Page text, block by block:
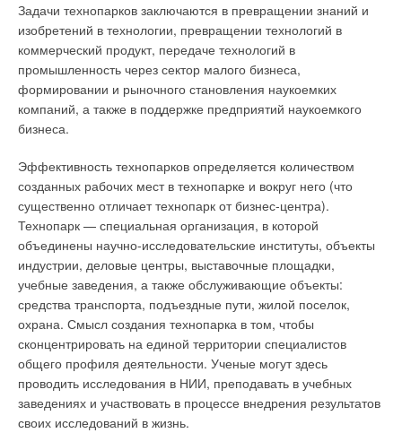
Задачи технопарков заключаются в превращении знаний и
изобретений в технологии, превращении технологий в
коммерческий продукт, передаче технологий в
промышленность через сектор малого бизнеса,
формировании и рыночного становления наукоемких
компаний, а также в поддержке предприятий наукоемкого
бизнеса.
Эффективность технопарков определяется количеством
созданных рабочих мест в технопарке и вокруг него (что
существенно отличает технопарк от бизнес-центра).
Технопарк — специальная организация, в которой
объединены научно-исследовательские институты, объекты
индустрии, деловые центры, выставочные площадки,
учебные заведения, а также обслуживающие объекты:
средства транспорта, подъездные пути, жилой поселок,
охрана. Смысл создания технопарка в том, чтобы
сконцентрировать на единой территории специалистов
общего профиля деятельности. Ученые могут здесь
проводить исследования в НИИ, преподавать в учебных
заведениях и участвовать в процессе внедрения результатов
своих исследований в жизнь.